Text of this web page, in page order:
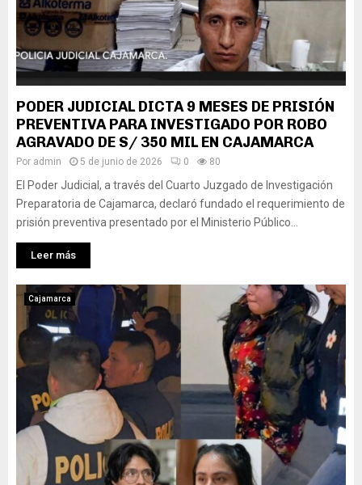
PODER JUDICIAL DICTA 9 MESES DE PRISIÓN
PREVENTIVA PARA INVESTIGADO POR ROBO
AGRAVADO DE S/ 350 MIL EN CAJAMARCA
Por admin 5 de junio de 2026 0 80
El Poder Judicial, a través del Cuarto Juzgado de Investigación
Preparatoria de Cajamarca, declaró fundado el requerimiento de
prisión preventiva presentado por el Ministerio Público...
Leer más
Cajamarca